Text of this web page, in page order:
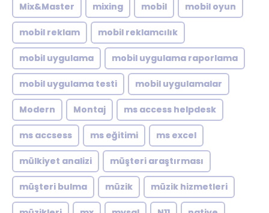
Mix&Master mixing mobil mobil oyun
mobil reklam mobil reklamcılık
mobil uygulama mobil uygulama raporlama
mobil uygulama testi mobil uygulamalar
Modern Montaj ms access helpdesk
ms accsess ms eğitimi ms excel
mülkiyet analizi müşteri araştırması
müşteri bulma müzik müzik hizmetleri